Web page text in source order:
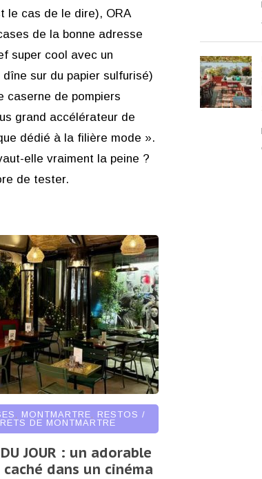
le cas de le dire), ORA
de la bonne adresse
super cool avec un
sur du papier sulfurisé)
caserne de pompiers
grand accélérateur de
dédié à la filière mode ».
elle vraiment la peine ?
de tester.
, MONTMARTRE, RESTOS /
DE MONTMARTRE
DU JOUR : un adorable
dans un cinéma